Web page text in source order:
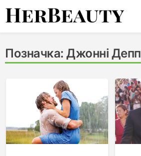
Skip
Позначка: Джонні Депп